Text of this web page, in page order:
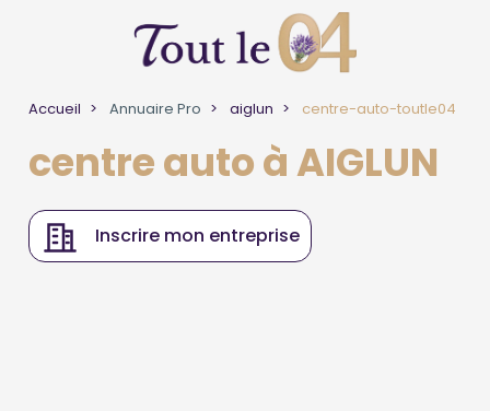
Accueil Annuaire Pro aiglun centre-auto-toutle04
centre auto à AIGLUN
Inscrire mon entreprise